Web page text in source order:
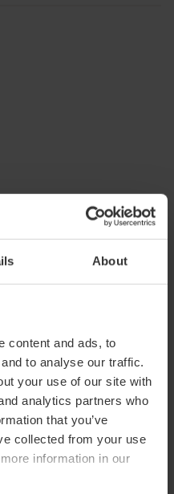
About
content and ads, to
to analyse our traffic.
your use of our site with
analytics partners who
that you’ve
collected from your use
information in our